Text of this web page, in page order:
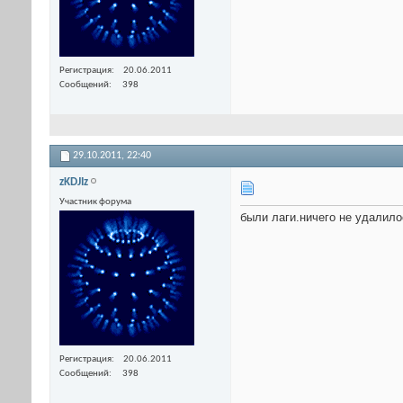
Регистрация
20.06.2011
Сообщений
398
29.10.2011, 22:40
zKDJIz
Участник форума
Регистрация
20.06.2011
Сообщений
398
были лаги.ничего не